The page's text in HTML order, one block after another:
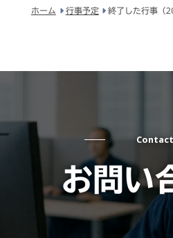
ホーム 行事予定 終了した行事（
Contact
お問い